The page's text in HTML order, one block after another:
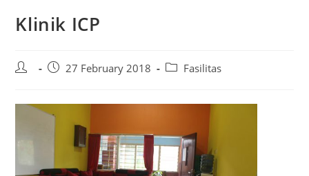
Klinik ICP
27 February 2018 Fasilitas